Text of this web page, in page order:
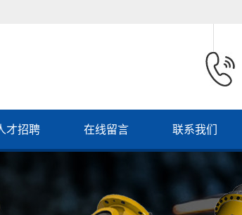
才招聘 在线留言 联系我们